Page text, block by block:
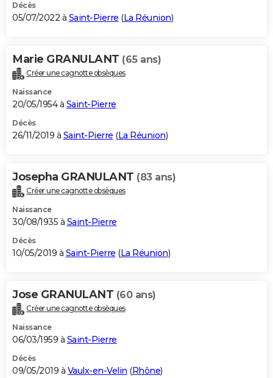
Décès
05/07/2022 à Saint-Pierre (La Réunion)
Marie GRANULANT (65 ans)
Créer une cagnotte obsèques
Naissance
20/05/1954 à Saint-Pierre
Décès
26/11/2019 à Saint-Pierre (La Réunion)
Josepha GRANULANT (83 ans)
Créer une cagnotte obsèques
Naissance
30/08/1935 à Saint-Pierre
Décès
10/05/2019 à Saint-Pierre (La Réunion)
Jose GRANULANT (60 ans)
Créer une cagnotte obsèques
Naissance
06/03/1959 à Saint-Pierre
Décès
09/05/2019 à Vaulx-en-Velin (Rhône)